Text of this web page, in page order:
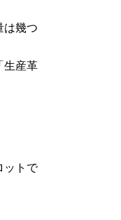
は幾つ
生産革
ットで